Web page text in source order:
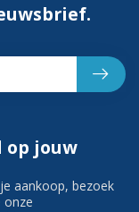
op jouw
aankoop, bezoek
onze